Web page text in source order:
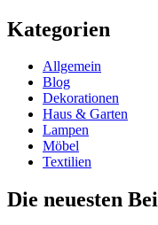
Kategorien
Allgemein
Blog
Dekorationen
Haus & Garten
Lampen
Möbel
Textilien
Die neuesten